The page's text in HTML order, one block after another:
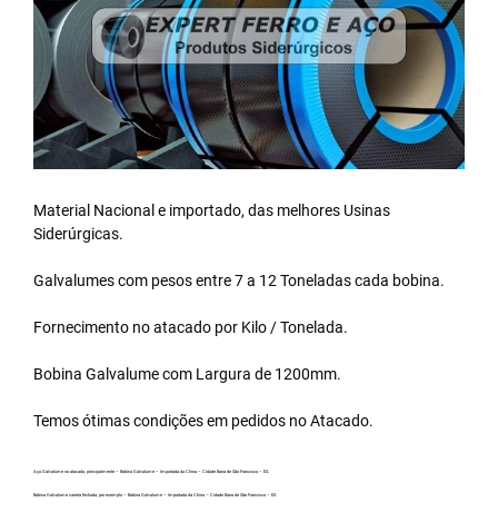
Material Nacional e importado, das melhores Usinas
Siderúrgicas.
Galvalumes com pesos entre 7 a 12 Toneladas cada bobina.
Fornecimento no atacado por Kilo / Tonelada.
Bobina Galvalumecom Largura de 1200mm.
Temos ótimas condições em pedidos no Atacado.
Aço Galvalume no atacado, principalmente – Bobina Galvalume – Importada da China – Cidade Barra de São Francisco – ES.
Bobina Galvalume carreta fechada, por exemplo – Bobina Galvalume – Importada da China – Cidade Barra de São Francisco – ES.